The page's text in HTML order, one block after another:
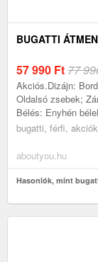
BUGATTI
57 990 Ft77
Akciós.Dizájn:
Oldalsó zsebek;
Bélés: Enyhén
bugatti, férfi,
aboutyou.hu
Hasonlók, mint